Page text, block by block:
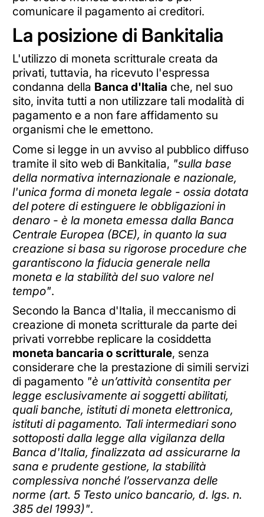
comunicare il pagamento ai creditori.
La posizione di Bankitalia
L'utilizzo di moneta scritturale creata da
privati, tuttavia, ha ricevuto l'espressa
condanna della Banca d'Italia che, nel suo
sito, invita tutti a non utilizzare tali modalità di
pagamento e a non fare affidamento su
organismi che le emettono.
Come si legge in un avviso al pubblico diffuso
tramite il sito web di Bankitalia, "sulla base
della normativa internazionale e nazionale,
l'unica forma di moneta legale - ossia dotata
del potere di estinguere le obbligazioni in
denaro - è la moneta emessa dalla Banca
Centrale Europea (BCE), in quanto la sua
creazione si basa su rigorose procedure che
garantiscono la fiducia generale nella
moneta e la stabilità del suo valore nel
tempo".
Secondo la Banca d'Italia, il meccanismo di
creazione di moneta scritturale da parte dei
privati vorrebbe replicare la cosiddetta
moneta bancaria o scritturale, senza
considerare che la prestazione di simili servizi
di pagamento "è un’attività consentita per
legge esclusivamente ai soggetti abilitati,
quali banche, istituti di moneta elettronica,
istituti di pagamento. Tali intermediari sono
sottoposti dalla legge alla vigilanza della
Banca d'Italia, finalizzata ad assicurarne la
sana e prudente gestione, la stabilità
complessiva nonché l’osservanza delle
norme (art. 5 Testo unico bancario, d. lgs. n.
385 del 1993)".